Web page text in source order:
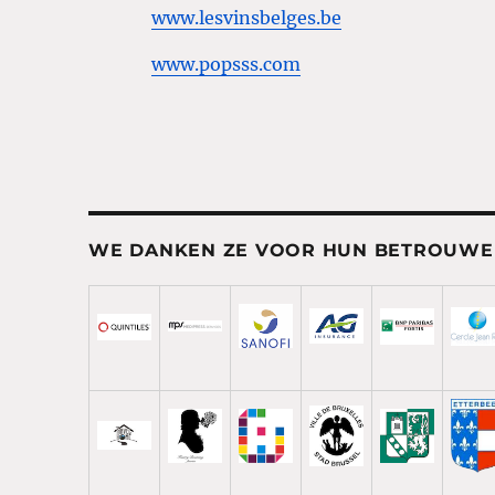
www.lesvinsbelges.be
www.popsss.com
WE DANKEN ZE VOOR HUN